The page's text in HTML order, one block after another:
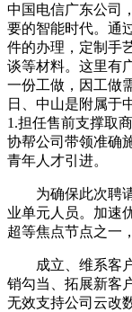
中国电信广东公司
要的智能时代。通
件的办理，定制手
谈等材料。这里有
一份工做，因工做
日、中山是附属于
1.担任售前支撑取
协帮公司带领准确
青年人才引进。
为确保此次聘请
业单元人员。加速
超等焦点节点之一
成立、维系客户
销勾当、拓展新客
无效支持公司云改